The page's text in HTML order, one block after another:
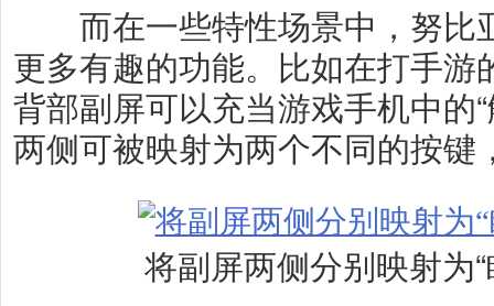
而在一些特性场景中，努比
更多有趣的功能。比如在打手游
背部副屏可以充当游戏手机中的
两侧可被映射为两个不同的按键
将副屏两侧分别映射为“